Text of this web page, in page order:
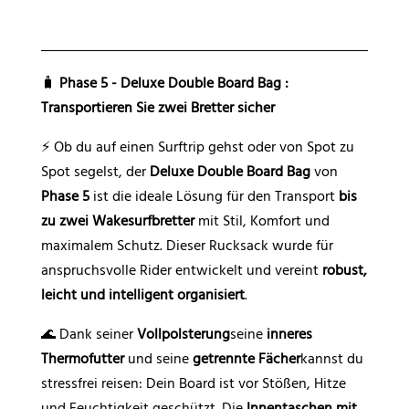
i
v
e
:
🧳 Phase 5 - Deluxe Double Board Bag :
Transportieren Sie zwei Bretter sicher
⚡ Ob du auf einen Surftrip gehst oder von Spot zu
Spot segelst, der Deluxe Double Board Bagvon
Phase 5ist die ideale Lösung für den Transport bis
zu zwei Wakesurfbrettermit Stil, Komfort und
maximalem Schutz. Dieser Rucksack wurde für
anspruchsvolle Rider entwickelt und vereint robust,
leicht und intelligent organisiert.
🌊 Dank seinerVollpolsterungseine inneres
Thermofutterund seinegetrennte Fächerkannst du
stressfrei reisen: Dein Board ist vor Stößen, Hitze